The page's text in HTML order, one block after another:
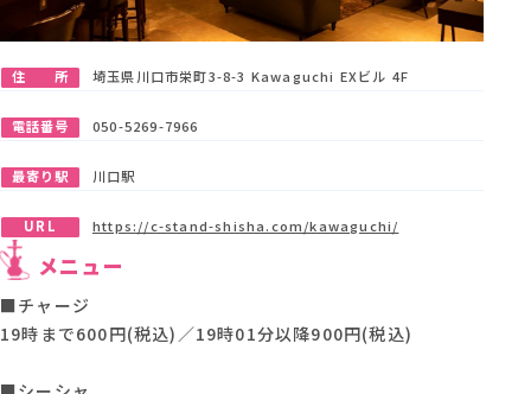
住 所 埼玉県川口市栄町3-8-3 Kawaguchi EXビル 4F
電話番号 050-5269-7966
最寄り駅 川口駅
URL https://c-stand-shisha.com/kawaguchi/
メニュー
■チャージ
19時まで600円(税込)／19時01分以降900円(税込)